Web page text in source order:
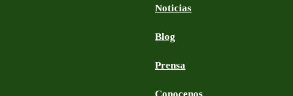
Noticias
Blog
Prensa